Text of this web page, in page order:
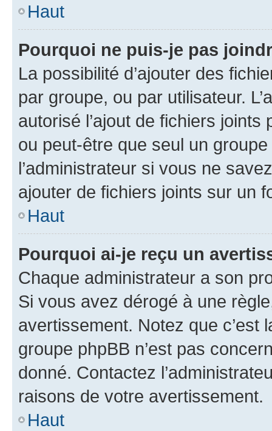
Haut
Pourquoi ne puis-je pas
La possibilité d’ajouter des
par groupe, ou par utilisateur.
autorisé l’ajout de fichiers
ou peut-être que seul un
l’administrateur si vous ne
ajouter de fichiers joints sur un
Haut
Pourquoi ai-je reçu un
Chaque administrateur a son
Si vous avez dérogé à une
avertissement. Notez que c’est
groupe phpBB n’est pas
donné. Contactez
raisons de votre avertissement.
Haut